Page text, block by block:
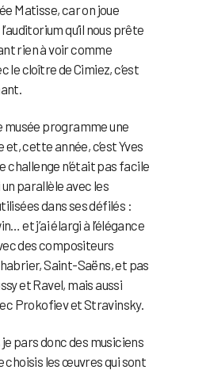
Matisse, car on joue
qu’il nous prête
rien à voir comme
le cloître de Cimiez, c’est
musée programme une
cette année, c’est Yves
challenge n’était pas facile
parallèle avec les
dans ses défilés :
et j’ai élargi à l’élégance
des compositeurs
Saint-Saëns, et pas
et Ravel, mais aussi
Prokofiev et Stravinsky.
pars donc des musiciens
choisis les œuvres qui sont